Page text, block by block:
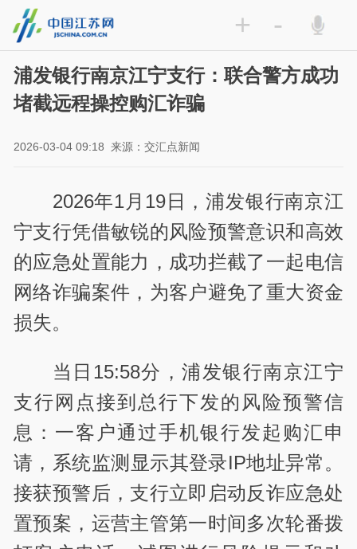
+ -
浦发银行南京江宁支行：联合警方成功
堵截远程操控购汇诈骗
2026-03-04 09:18 来源：交汇点新闻
2026年1月19日，浦发银行南京江
宁支行凭借敏锐的风险预警意识和高效
的应急处置能力，成功拦截了一起电信
网络诈骗案件，为客户避免了重大资金
损失。
当日15:58分，浦发银行南京江宁
支行网点接到总行下发的风险预警信
息：一客户通过手机银行发起购汇申
请，系统监测显示其登录IP地址异常。
接获预警后，支行立即启动反诈应急处
置预案，运营主管第一时间多次轮番拨